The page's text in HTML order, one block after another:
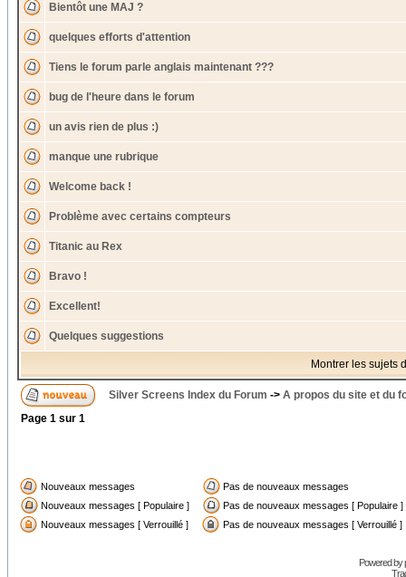
Bientôt une MAJ ?
quelques efforts d'attention
Tiens le forum parle anglais maintenant ???
bug de l'heure dans le forum
un avis rien de plus :)
manque une rubrique
Welcome back !
Problème avec certains compteurs
Titanic au Rex
Bravo !
Excellent!
Quelques suggestions
Montrer les sujets
Silver Screens Index du Forum -> A propos du site et du
Page 1 sur 1
Nouveaux messages
Pas de nouveaux messages
Nouveaux messages [ Populaire ]
Pas de nouveaux messages [ Populaire ]
Nouveaux messages [ Verrouillé ]
Pas de nouveaux messages [ Verrouillé ]
Powered by